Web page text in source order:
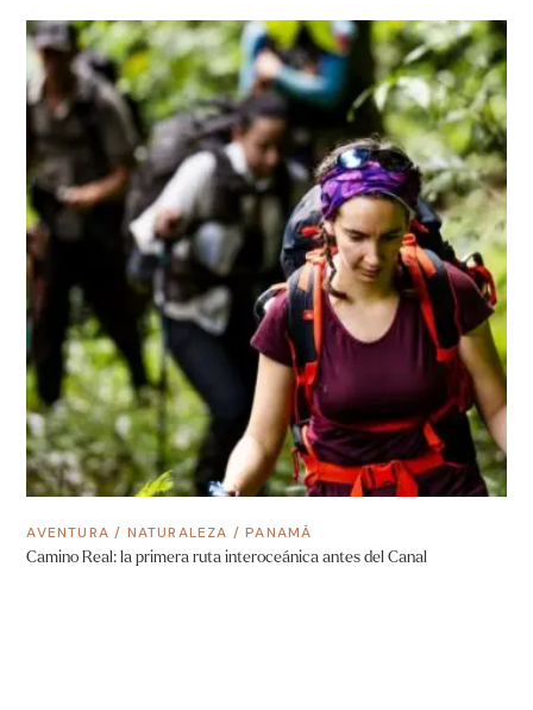
AVENTURA / NATURALEZA /PANAMÁ
Camino Real: la primera ruta interoceánica antes del Canal